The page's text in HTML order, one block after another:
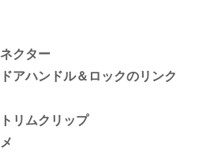
クター
アハンドル＆ロックのリンク
リムクリップ